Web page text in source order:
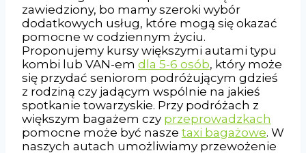
zawiedziony, bo mamy szeroki wybór
dodatkowych usług, które mogą się okazać
pomocne w codziennym życiu.
Proponujemy kursy większymi autami typu
kombi lub VAN-em dla 5-6 osób, który może
się przydać seniorom podróżującym gdzieś
z rodziną czy jadącym wspólnie na jakieś
spotkanie towarzyskie. Przy podróżach z
większym bagażem czy przeprowadzkach
pomocne może być nasze taxi bagażowe. W
naszych autach umożliwiamy przewożenie